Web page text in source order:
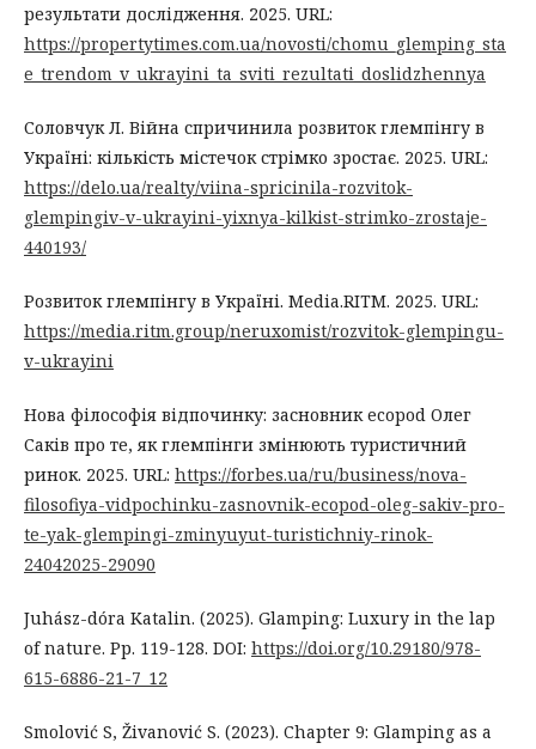
результати дослідження. 2025. URL:
https://propertytimes.com.ua/novosti/chomu_glemping_sta
e_trendom_v_ukrayini_ta_sviti_rezultati_doslidzhennya
Соловчук Л. Війна спричинила розвиток глемпінгу в
Україні: кількість містечок стрімко зростає. 2025. URL:
https://delo.ua/realty/viina-spricinila-rozvitok-
glempingiv-v-ukrayini-yixnya-kilkist-strimko-zrostaje-
440193/
Розвиток глемпінгу в Україні. Media.RITM. 2025. URL:
https://media.ritm.group/neruxomist/rozvitok-glempingu-
v-ukrayini
Нова філософія відпочинку: засновник ecopod Олег
Саків про те, як глемпінги змінюють туристичний
ринок. 2025. URL: https://forbes.ua/ru/business/nova-
filosofiya-vidpochinku-zasnovnik-ecopod-oleg-sakiv-pro-
te-yak-glempingi-zminyuyut-turistichniy-rinok-
24042025-29090
Juhász-dóra Katalin. (2025). Glamping: Luxury in the lap
of nature. Рр. 119-128. DOI: https://doi.org/10.29180/978-
615-6886-21-7_12
Smolović S, Živanović S. (2023). Chapter 9: Glamping as a